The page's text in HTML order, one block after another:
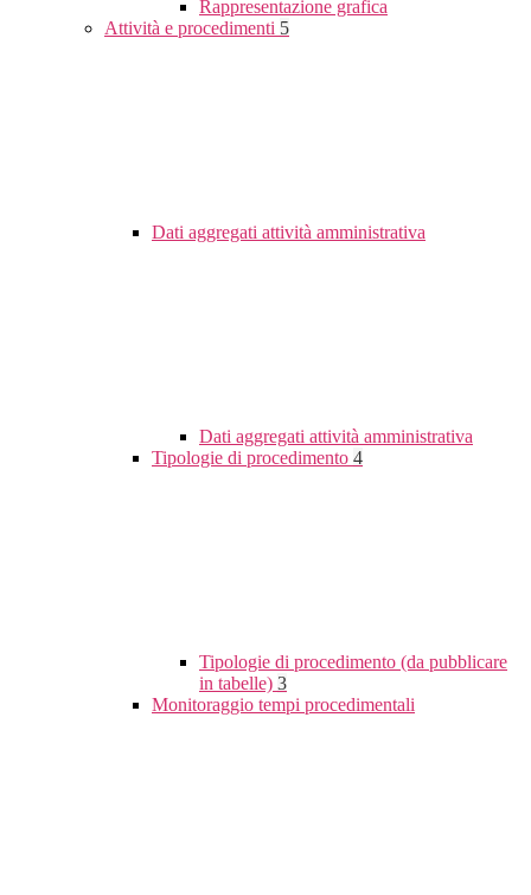
Rappresentazione grafica
Attività e procedimenti 5
Dati aggregati attività amministrativa
Dati aggregati attività amministrativa
Tipologie di procedimento 4
Tipologie di procedimento (da pubblicare
in tabelle) 3
Monitoraggio tempi procedimentali